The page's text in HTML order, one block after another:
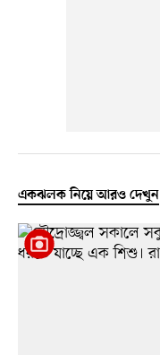
একঝলক নিয়ে আরও দেখুন